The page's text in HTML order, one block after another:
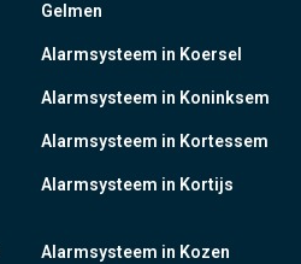
Gelmen
Alarmsysteem in Koersel
Alarmsysteem in Koninksem
Alarmsysteem in Kortessem
Alarmsysteem in Kortijs
Alarmsysteem in Kozen